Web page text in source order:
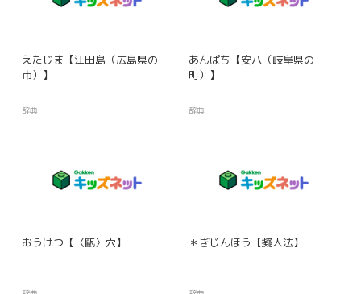
えたじま【江田島（広島県の
市）】
辞典
あんぱち【安八（岐阜県の
町）】
辞典
おうけつ【〈甌〉穴】 ＊ぎじんほう【擬人法】